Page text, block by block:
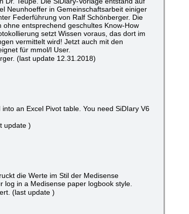
Neunhoeffer in Gemeinschaftsarbeit einiger
Federführung von Ralf Schönberger. Die
ohne entsprechend geschultes Know-How
setzt Wissen voraus, das dort im
vermittelt wird! Jetzt auch mit den
für mmol/l User.
(last update 12.31.2018)
an Excel Pivot table. You need SiDIary V6
update )
die Werte im Stil der Medisense
log in a Medisense paper logbook style.
(last update )